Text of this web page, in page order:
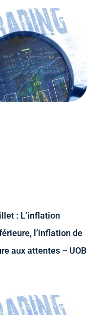
: L’inflation
l’inflation de
aux attentes – UOB